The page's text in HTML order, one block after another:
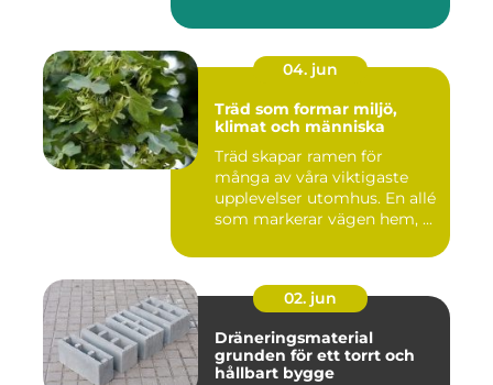
04. jun
Träd som formar miljö,
klimat och människa
Träd skapar ramen för
många av våra viktigaste
upplevelser utomhus. En allé
som markerar vägen hem, ...
02. jun
Dräneringsmaterial
grunden för ett torrt och
hållbart bygge